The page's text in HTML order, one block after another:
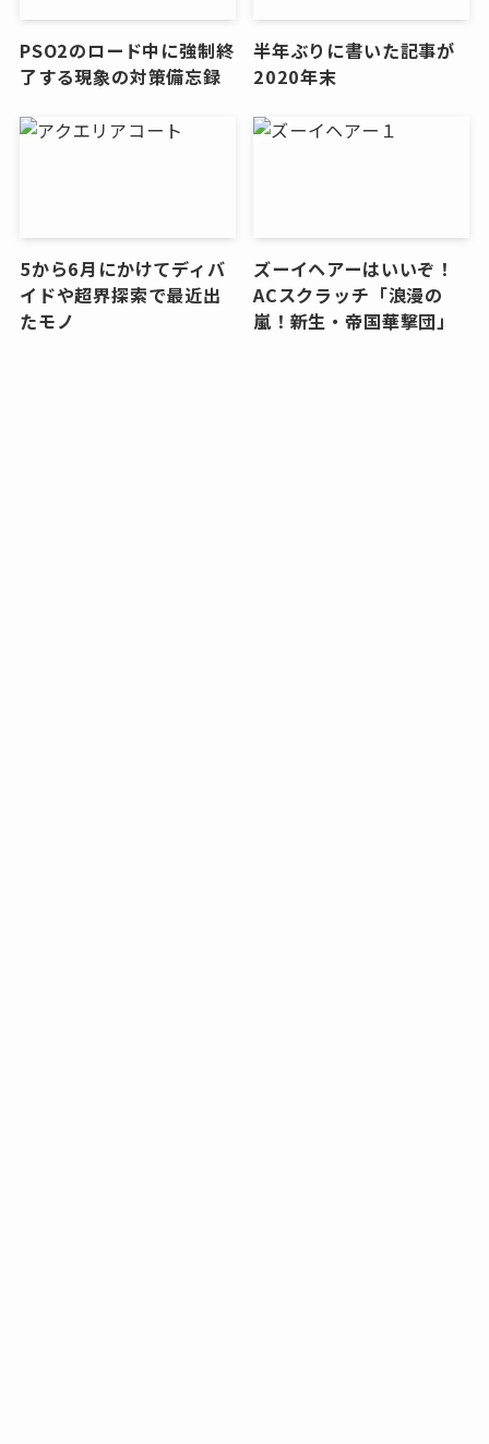
PSO2のロード中に強制終
了する現象の対策備忘録
半年ぶりに書いた記事が
2020年末
5から6月にかけてディバ
イドや超界探索で最近出
たモノ
ズーイヘアーはいいぞ！
ACスクラッチ「浪漫の
嵐！新生・帝国華撃団」